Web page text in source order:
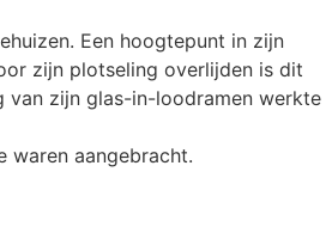
Een hoogtepunt in zijn
zijn plotseling overlijden is dit
van zijn glas-in-loodramen werkte
waren aangebracht.